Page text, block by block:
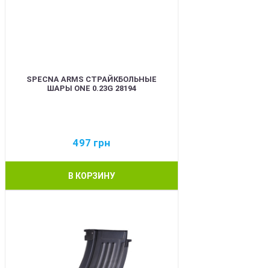
SPECNA ARMS СТРАЙКБОЛЬНЫЕ
ШАРЫ ONE 0.23G 28194
497 грн
В КОРЗИНУ